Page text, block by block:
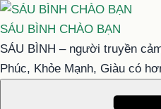
Chuyển
đến
phần
nội
SÁU BÌNH CHÀO BẠN
SÁU BÌNH – người truyền
Phúc, Khỏe Mạnh, Giàu có